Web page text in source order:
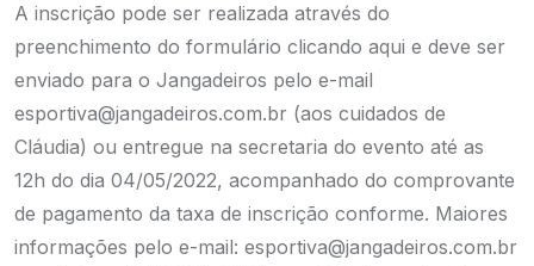
A inscrição pode ser realizada através do
preenchimento do formulário clicando aqui e deve ser
enviado para o Jangadeiros pelo e-mail
esportiva@jangadeiros.com.br (aos cuidados de
Cláudia) ou entregue na secretaria do evento até as
12h do dia 04/05/2022, acompanhado do comprovante
de pagamento da taxa de inscrição conforme. Maiores
informações pelo e-mail: esportiva@jangadeiros.com.br